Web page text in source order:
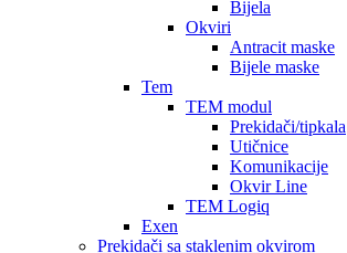
Bijela
Okviri
Antracit maske
Bijele maske
Tem
TEM modul
Prekidači/tipkala
Utičnice
Komunikacije
Okvir Line
TEM Logiq
Exen
Prekidači sa staklenim okvirom